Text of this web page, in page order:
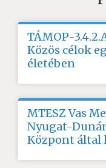
TÁMOP-
Közös célok
életében
MTESZ Vas
Nyugat-
Központ által